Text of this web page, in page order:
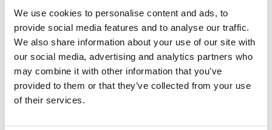
We use cookies to personalise content and ads, to
provide social media features and to analyse our traffic.
We also share information about your use of our site with
our social media, advertising and analytics partners who
may combine it with other information that you’ve
provided to them or that they’ve collected from your use
of their services.
FOCUS TIBET
SULLA VETTA DELLO XIZANG, DOVE IL VENTO
SOFFIA LO SPIRITO DI BUDDHA